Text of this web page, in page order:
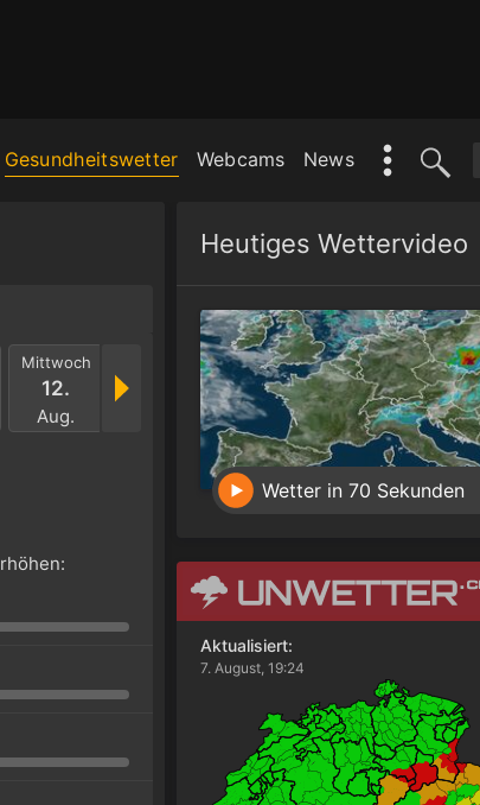
Gesundheitswetter Webcams News
Mittwoch
12.
Aug.
Donnerstag Freitag
14.
Aug.
Samstag
15.
Aug.
16.
Heutiges Wettervideo
Wetter in 70 Sekunden
Aktualisiert:
7. August, 19:24